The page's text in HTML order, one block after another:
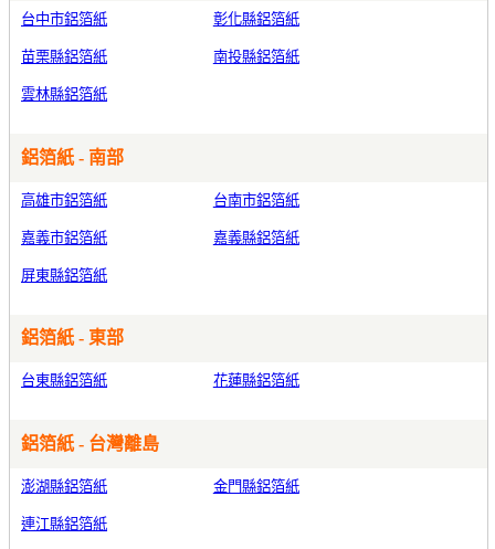
台中市鋁箔紙 彰化縣鋁箔紙
苗栗縣鋁箔紙 南投縣鋁箔紙
雲林縣鋁箔紙
鋁箔紙 - 南部
高雄市鋁箔紙 台南市鋁箔紙
嘉義市鋁箔紙 嘉義縣鋁箔紙
屏東縣鋁箔紙
鋁箔紙 - 東部
台東縣鋁箔紙 花蓮縣鋁箔紙
鋁箔紙 - 台灣離島
澎湖縣鋁箔紙 金門縣鋁箔紙
連江縣鋁箔紙